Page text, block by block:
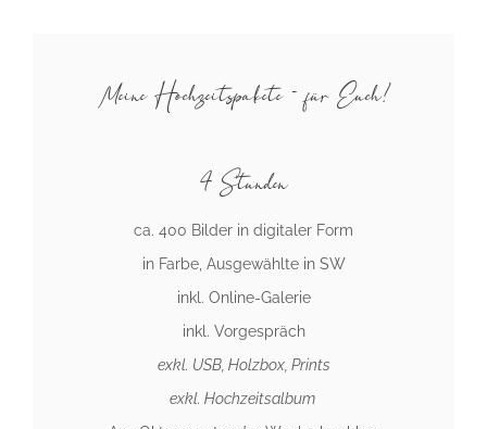
Meine Hochzeitspakete - für Euch!
4 Stunden
ca. 400 Bilder in digitaler Form
in Farbe, Ausgewählte in SW
inkl. Online-Galerie
inkl. Vorgespräch
exkl. USB, Holzbox, Prints
exkl. Hochzeitsalbum